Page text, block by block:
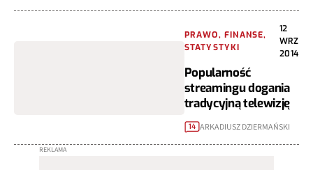
PRAWO, FINANSE,
STATYSTYKI
12
WRZ
2014
Popularność
streamingu dogania
tradycyjną telewizję
14 ARKADIUSZ DZIERMAŃSKI